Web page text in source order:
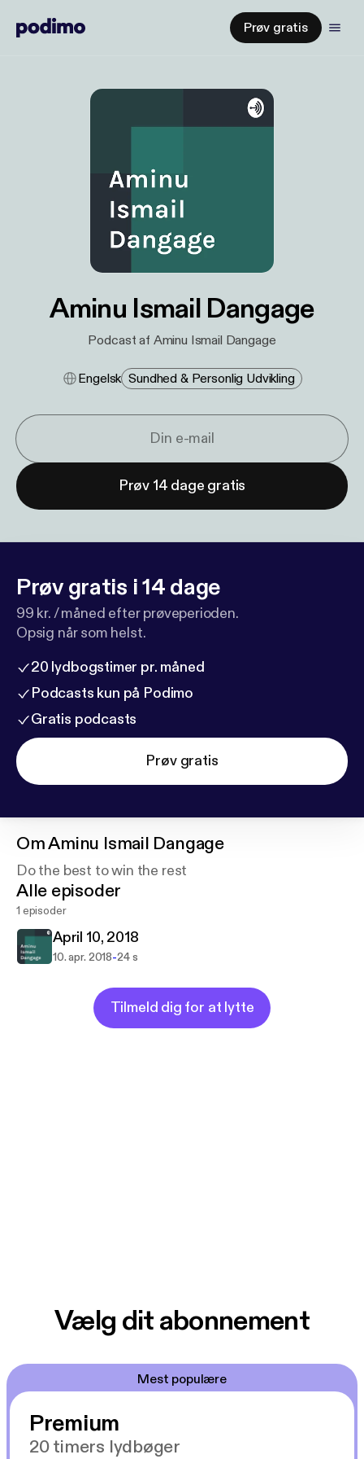
Prøv gratis
Aminu Ismail Dangage
Podcast af Aminu Ismail Dangage
Engelsk Sundhed & Personlig Udvikling
Prøv 14 dage gratis
Prøv gratis i 14 dage
99 kr. / måned efter prøveperioden.
Opsig når som helst.
20 lydbogstimer pr. måned
Podcasts kun på Podimo
Gratis podcasts
Prøv gratis
OmAminu Ismail Dangage
Do the best to win the rest
Alle episoder
1 episoder
April 10, 2018
10. apr. 2018-24 s
Tilmeld dig for at lytte
Vælg dit abonnement
Mest populære
Premium
20 timers lydbøger